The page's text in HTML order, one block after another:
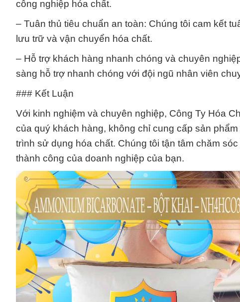
công nghiệp hóa chất.
– Tuân thủ tiêu chuẩn an toàn: Chúng tôi cam kết
lưu trữ và vận chuyển hóa chất.
– Hỗ trợ khách hàng nhanh chóng và chuyên
sàng hỗ trợ nhanh chóng với đội ngũ nhân viên
### Kết Luận
Với kinh nghiệm và chuyên nghiệp, Công Ty Hóa
của quý khách hàng, không chỉ cung cấp sản
trình sử dụng hóa chất. Chúng tôi tận tâm chăm
thành công của doanh nghiệp của bạn.